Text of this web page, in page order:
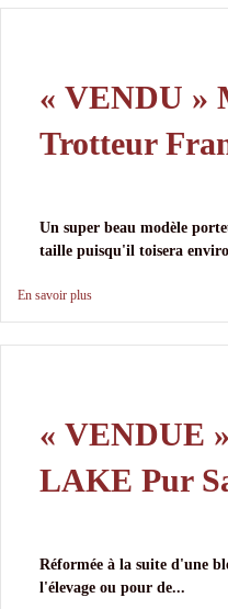
« VENDU »
Trotteur
Un super beau modèle
taille puisqu'il toisera
En savoir plus
« VENDUE
LAKE Pur
Réformée à la suite d'une
l'élevage ou pour de...